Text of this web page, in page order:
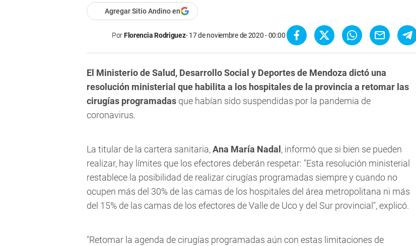
Agregar Sitio Andino en
PorFlorencia Rodriguez 17 de noviembre de 2020 - 00:00
El Ministerio de Salud, Desarrollo Social y Deportes de Mendoza dictó una
resolución ministerial que habilita a los hospitales de la provincia a retomar las
cirugías programadas que habían sido suspendidas por la pandemia de
coronavirus.
La titular de la cartera sanitaria,Ana María Nadal , informó que si bien se pueden
realizar, hay límites que los efectores deberán respetar: "Esta resolución ministerial
restablece la posibilidad de realizar cirugías programadas siempre y cuando no
ocupen más del 30% de las camas de los hospitales del área metropolitana ni más
del 15% de las camas de los efectores de Valle de Uco y del Sur provincial", explicó.
"Retomar la agenda de cirugías programadas aún con estas limitaciones de